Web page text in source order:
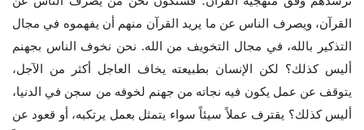
القرآن، ويصرف الناس عن ما يريد القرآن منهم أن يفهموه في مجال
التذكير بالله، في مجال التخويف من الله. نحن نخوف الناس بجهنم
أليس كذلك؟ لكن الإنسان بطبيعته يخاف العاجل أكثر من الآجل،
يتوقف عن عمل يكون فيه نجاته من جهنم لخوفه من سجن في الدنيا،
أليس كذلك؟ يقترف عملاً سيئاً سواء يتمثل بعمل يرتكبه، أو قعود عن